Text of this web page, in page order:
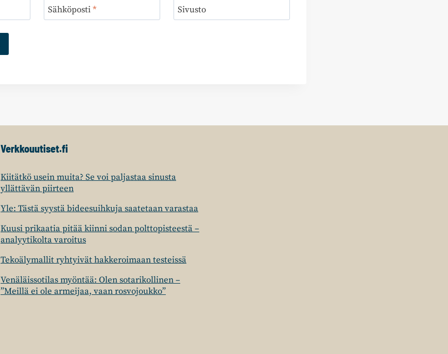
Sähköposti* Sivusto
Verkkouutiset.fi
Kiitätkö usein muita? Se voi paljastaa sinusta
yllättävän piirteen
Yle: Tästä syystä bideesuihkuja saatetaan varastaa
Kuusi prikaatia pitää kiinni sodan polttopisteestä –
analyytikolta varoitus
Tekoälymallit ryhtyivät hakkeroimaan testeissä
Venäläissotilas myöntää: Olen sotarikollinen –
”Meillä ei ole armeijaa, vaan rosvojoukko”